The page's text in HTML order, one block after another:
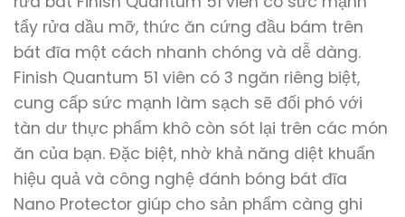
tẩy rửa dầu mỡ, thức ăn cứng đầu bám trên
bát đĩa một cách nhanh chóng và dễ dàng.
Finish Quantum 51 viên có 3 ngăn riêng biệt,
cung cấp sức mạnh làm sạch sẽ đối phó với
tàn dư thực phẩm khô còn sót lại trên các món
ăn của bạn. Đặc biệt, nhờ khả năng diệt khuẩn
hiệu quả và công nghệ đánh bóng bát đĩa
Nano Protector giúp cho sản phẩm càng ghi